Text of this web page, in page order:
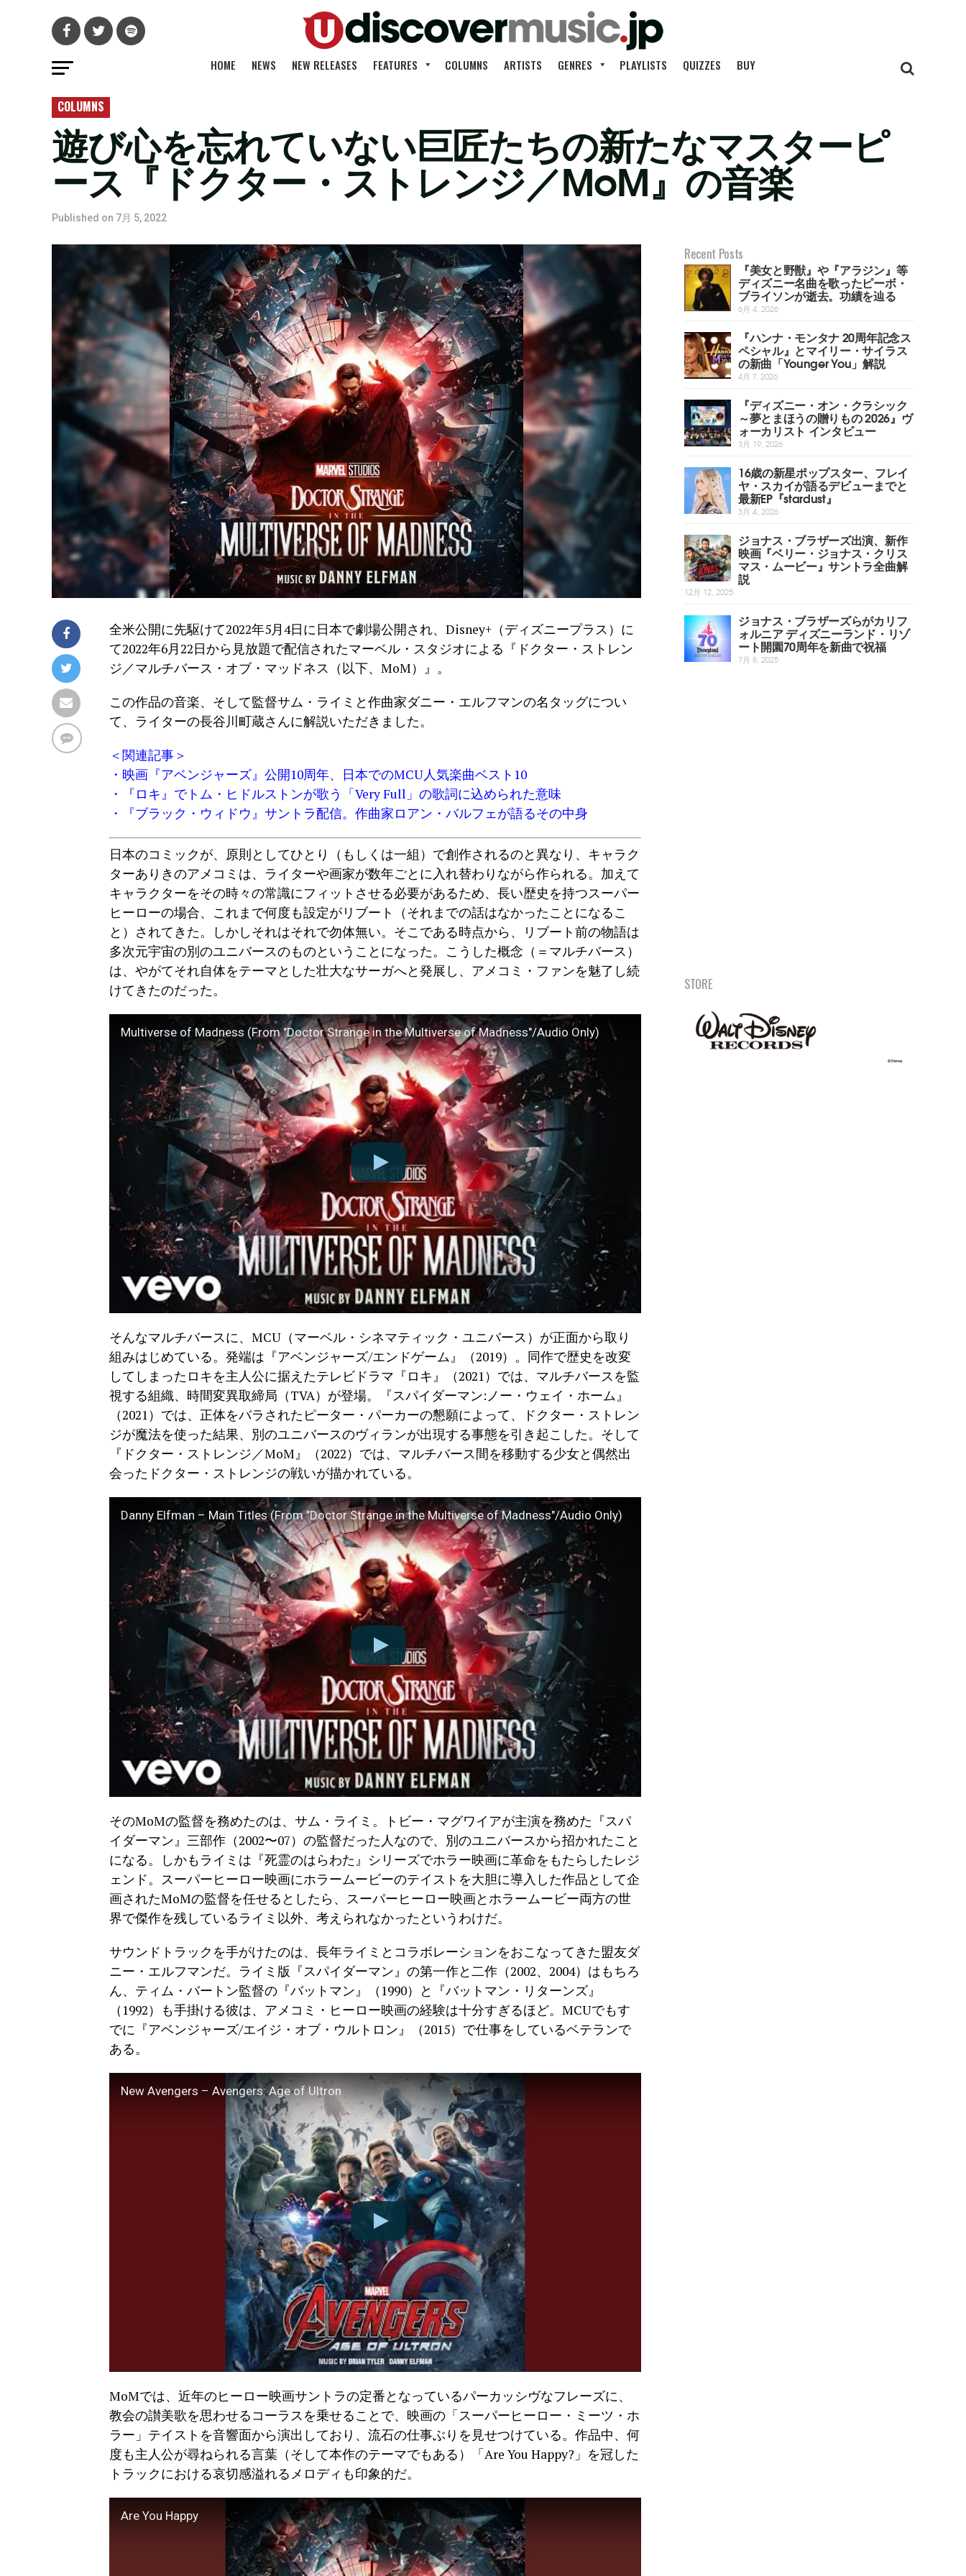
HOME NEWS NEW RELEASES FEATURES COLUMNS ARTISTS GENRES PLAYLISTS QUIZZES BUY
COLUMNS
遊び心を忘れていない巨匠たちの新たなマスターピ
ース『ドクター・ストレンジ／MoM』の音楽
Published on 7月 5, 2022
全米公開に先駆けて2022年5月4日に日本で劇場公開され、Disney+（ディズニープラス）に
て2022年6月22日から見放題で配信されたマーベル・スタジオによる『ドクター・ストレン
ジ／マルチバース・オブ・マッドネス（以下、MoM）』。
この作品の音楽、そして監督サム・ライミと作曲家ダニー・エルフマンの名タッグについ
て、ライターの長谷川町蔵さんに解説いただきました。
＜関連記事＞
・ 映画『アベンジャーズ』公開10周年、日本でのMCU人気楽曲ベスト10
・
『ロキ』でトム・ヒドルストンが歌う「Very Full」の歌詞に込められた意味
・
『ブラック・ウィドウ』サントラ配信。作曲家ロアン・バルフェが語るその中身
日本のコミックが、原則としてひとり（もしくは一組）で創作されるのと異なり、キャラク
ターありきのアメコミは、ライターや画家が数年ごとに入れ替わりながら作られる。加えて
キャラクターをその時々の常識にフィットさせる必要があるため、長い歴史を持つスーパー
ヒーローの場合、これまで何度も設定がリブート（それまでの話はなかったことになるこ
と）されてきた。しかしそれはそれで勿体無い。そこである時点から、リブート前の物語は
多次元宇宙の別のユニバースのものということになった。こうした概念（＝マルチバース）
は、やがてそれ自体をテーマとした壮大なサーガへと発展し、アメコミ・ファンを魅了し続
けてきたのだった。
Multiverse of Madness (From "Doctor Strange in the Multiverse of Madness"/Audio Only)
そんなマルチバースに、MCU（マーベル・シネマティック・ユニバース）が正面から取り
組みはじめている。発端は『アベンジャーズ/エンドゲーム』（2019）。同作で歴史を改変
してしまったロキを主人公に据えたテレビドラマ『ロキ』（2021）では、マルチバースを監
視する組織、時間変異取締局（TVA）が登場。『スパイダーマン:ノー・ウェイ・ホーム』
（2021）では、正体をバラされたピーター・パーカーの懇願によって、ドクター・ストレン
ジが魔法を使った結果、別のユニバースのヴィランが出現する事態を引き起こした。そして
『ドクター・ストレンジ／MoM』（2022）では、マルチバース間を移動する少女と偶然出
会ったドクター・ストレンジの戦いが描かれている。
Danny Elfman – Main Titles (From "Doctor Strange in the Multiverse of Madness"/Audio Only)
そのMoMの監督を務めたのは、サム・ライミ。トビー・マグワイアが主演を務めた『スパ
イダーマン』三部作（2002〜07）の監督だった人なので、別のユニバースから招かれたこと
になる。しかもライミは『死霊のはらわた』シリーズでホラー映画に革命をもたらしたレジ
ェンド。スーパーヒーロー映画にホラームービーのテイストを大胆に導入した作品として企
画されたMoMの監督を任せるとしたら、スーパーヒーロー映画とホラームービー両方の世
界で傑作を残しているライミ以外、考えられなかったというわけだ。
サウンドトラックを手がけたのは、長年ライミとコラボレーションをおこなってきた盟友ダ
ニー・エルフマンだ。ライミ版『スパイダーマン』の第一作と二作（2002、2004）はもちろ
ん、ティム・バートン監督の『バットマン』（1990）と『バットマン・リターンズ』
（1992）も手掛ける彼は、アメコミ・ヒーロー映画の経験は十分すぎるほど。MCUでもす
でに『アベンジャーズ/エイジ・オブ・ウルトロン』（2015）で仕事をしているベテランで
ある。
New Avengers – Avengers: Age of Ultron
MoMでは、近年のヒーロー映画サントラの定番となっているパーカッシヴなフレーズに、
教会の讃美歌を思わせるコーラスを乗せることで、映画の「スーパーヒーロー・ミーツ・ホ
ラー」テイストを音響面から演出しており、流石の仕事ぶりを見せつけている。作品中、何
度も主人公が尋ねられる言葉（そして本作のテーマでもある）「Are You Happy?」を冠した
トラックにおける哀切感溢れるメロディも印象的だ。
Are You Happy
Recent Posts
『美女と野獣』や『アラジン』等
ディズニー名曲を歌ったピーボ・
ブライソンが逝去。功績を辿る
6月 4, 2026
『ハンナ・モンタナ 20周年記念ス
ペシャル』とマイリー・サイラス
の新曲「Younger You」解説
4月 7, 2026
『ディズニー・オン・クラシック
～夢とまほうの贈りもの 2026』ヴ
ォーカリスト インタビュー
3月 19, 2026
16歳の新星ポップスター、フレイ
ヤ・スカイが語るデビューまでと
最新EP『stardust』
3月 4, 2026
ジョナス・ブラザーズ出演、新作
映画『ベリー・ジョナス・クリス
マス・ムービー』サントラ全曲解
説
12月 12, 2025
ジョナス・ブラザーズらがカリフ
ォルニア ディズニーランド・リゾ
ート開園70周年を新曲で祝福
7月 8, 2025
STORE